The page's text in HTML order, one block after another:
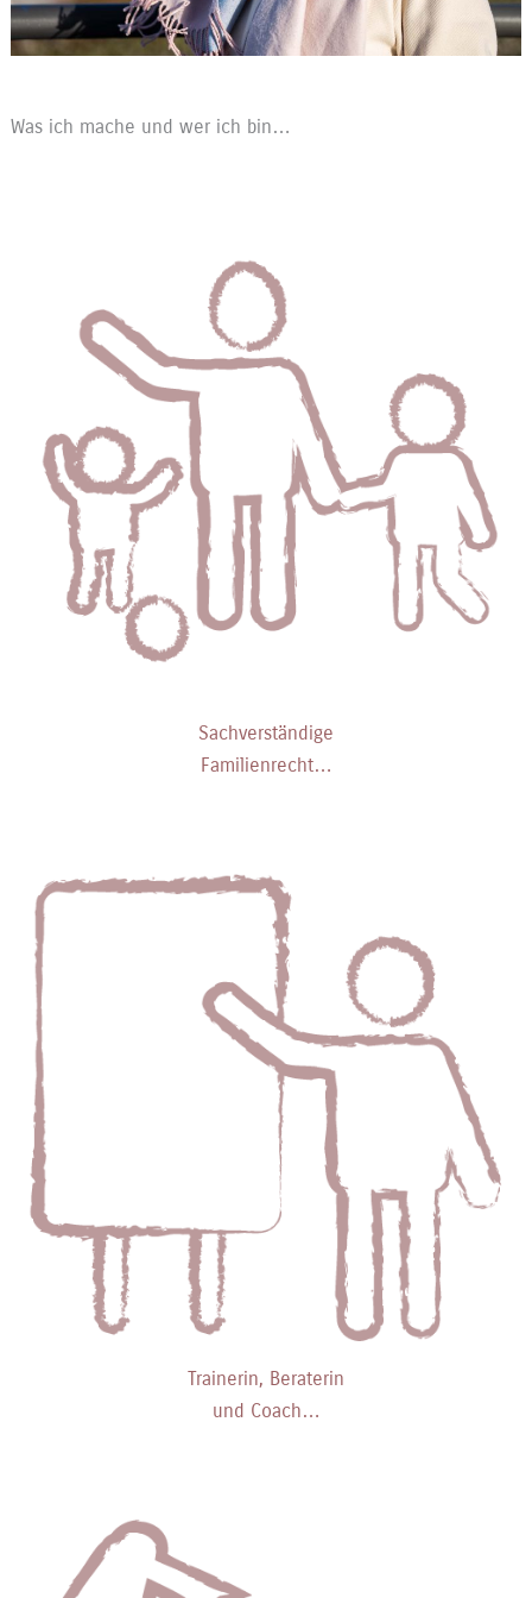
Was ich mache und wer ich bin…
Sachverständige
Familienrecht…
Trainerin, Beraterin
und Coach…